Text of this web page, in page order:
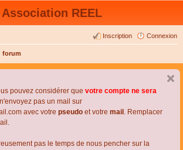
Association REEL
Connexion
Inscription
forum
pouvez considérer que votre compte ne sera
pas un mail sur
avec votre pseudo et votre mail . Remplacer
pas le temps de nous pencher sur la